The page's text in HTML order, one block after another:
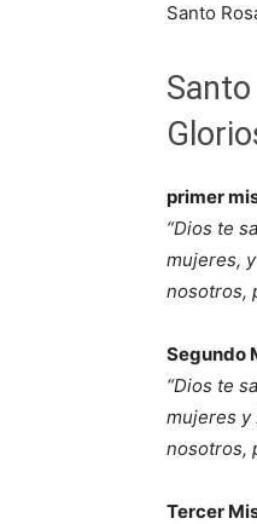
Santo
primer
“Dios te
mujeres,
nosotros,
Segundo
“Dios te
mujeres y
nosotros,
Tercer